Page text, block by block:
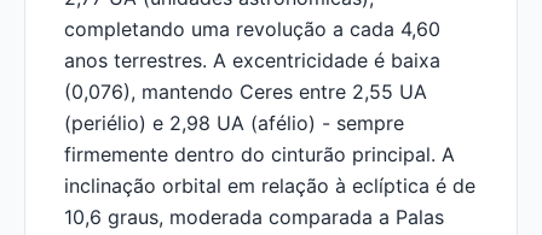
completando uma revolução a cada 4,60
anos terrestres. A excentricidade é baixa
(0,076), mantendo Ceres entre 2,55 UA
(periélio) e 2,98 UA (afélio) - sempre
firmemente dentro do cinturão principal. A
inclinação orbital em relação à eclíptica é de
10,6 graus, moderada comparada a Palas